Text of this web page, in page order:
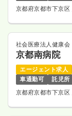
京都府京都市下京区
社会医療法人健康会
京都南病院
エージェント求人
車通勤可
託児所
京都府京都市下京区